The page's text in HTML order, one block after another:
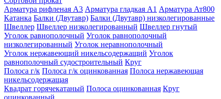
Арматура рифленая А3 Арматура гладкая А1 Арматура Ат800
Катанка Балки (Двутавр) Балки (Двутавр) низколегированные
Швеллер Швеллер низколегированный Швеллер гнутый
Уголок равнополочный Уголок равнополочный
низколегированный Уголок неравнополочный
Уголок нержавеющий никельсодержащий Уголок
равнополочный судостроительный Круг
Полоса г/к Полоса г/к оцинкованная Полоса нержавеющая
никельсодержащая
Квадрат горячекатаный Полоса оцинкованная Круг
оцинкованный